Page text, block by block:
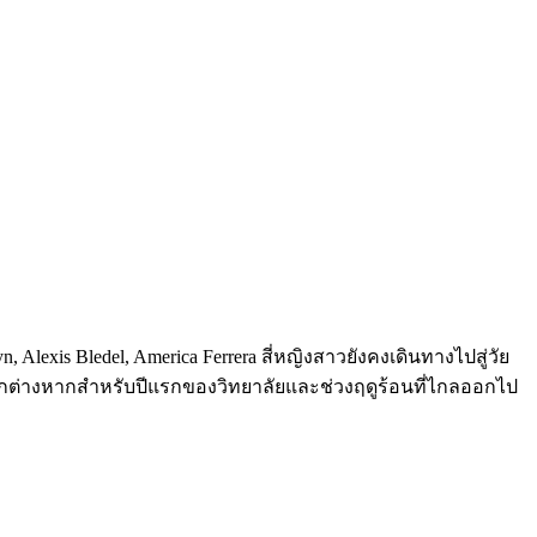
Bledel, America Ferrera สี่หญิงสาวยังคงเดินทางไปสู่วัย
กต่างหากสำหรับปีแรกของวิทยาลัยและช่วงฤดูร้อนที่ไกลออกไป